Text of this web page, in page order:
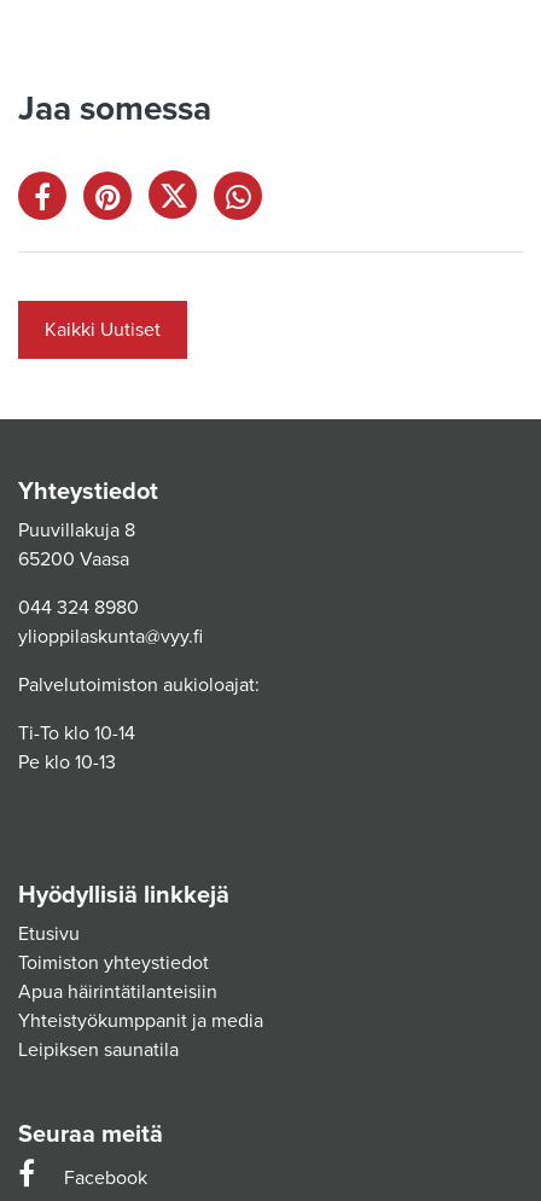
Jaa somessa
Kaikki Uutiset
Yhteystiedot
Puuvillakuja 8
65200 Vaasa
044 324 8980
ylioppilaskunta@vyy.fi
Palvelutoimiston aukioloajat:
Ti-To klo 10-14
Pe klo 10-13
Hyödyllisiä linkkejä
Etusivu
Toimiston yhteystiedot
Apua häirintätilanteisiin
Yhteistyökumppanit ja media
Leipiksen saunatila
Seuraa meitä
Facebook